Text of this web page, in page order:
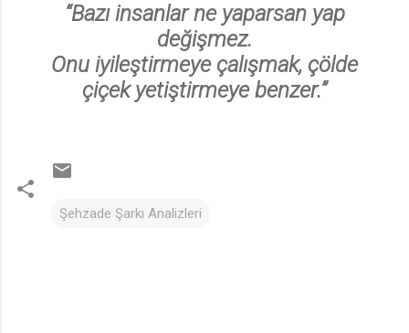
“Bazı insanlar ne yaparsan yap
değişmez.
Onu iyileştirmeye çalışmak, çölde
çiçek yetiştirmeye benzer.”
Şehzade Şarkı Analizleri